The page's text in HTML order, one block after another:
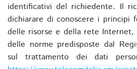
identificativi del richiedente. Il
dichiarare di conoscere i principi
delle risorse e della rete Internet,
delle norme predisposte dal
sul trattamento dei dati